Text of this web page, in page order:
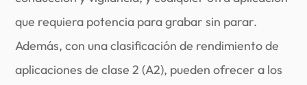
que requiera potencia para grabar sin parar.
Además, con una clasificación de rendimiento de
aplicaciones de clase 2 (A2), pueden ofrecer a los